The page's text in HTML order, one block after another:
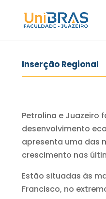
Inserção Regional
Petrolina e Juazeiro
desenvolvimento
apresenta uma das
crescimento nas
Estão situadas às
Francisco, no